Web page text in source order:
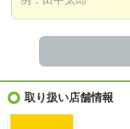
取り扱い店舗情報